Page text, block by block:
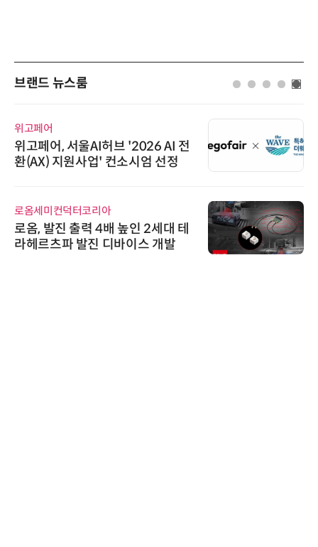
브랜드 뉴스룸
위고페어
위고페어, 서울AI허브 '2026 AI 전
환(AX) 지원사업' 컨소시엄 선정
로옴세미컨덕터코리아
로옴, 발진 출력 4배 높인 2세대 테
라헤르츠파 발진 디바이스 개발